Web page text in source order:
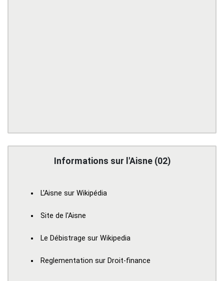
Informations sur l'Aisne (02)
L'Aisne sur Wikipédia
Site de l'Aisne
Le Débistrage sur Wikipedia
Reglementation sur Droit-finance